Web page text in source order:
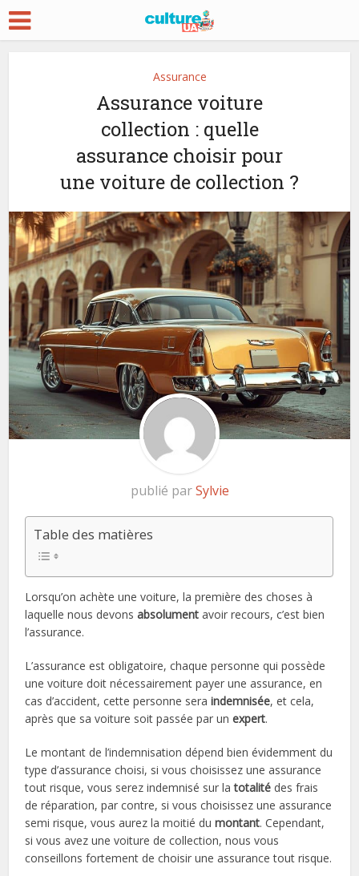
Assurance
Assurance voiture
collection : quelle
assurance choisir pour
une voiture de collection ?
publié parSylvie
Table des matières
Lorsqu’on achète une voiture, la première des choses à
laquelle nous devonsabsolumentavoir recours, c’est bien
l’assurance.
L’assurance est obligatoire, chaque personne qui possède
une voiture doit nécessairement payer une assurance, en
cas d’accident, cette personne seraindemnisée, et cela,
après que sa voiture soit passée par unexpert.
Le montant de l’indemnisation dépend bien évidemment du
type d’assurance choisi, si vous choisissez une assurance
tout risque, vous serez indemnisé sur latotalité des frais
de réparation, par contre, si vous choisissez une assurance
semi risque, vous aurez la moitié dumontant. Cependant,
si vous avez une voiture de collection, nous vous
conseillons fortement de choisir une assurance tout risque.